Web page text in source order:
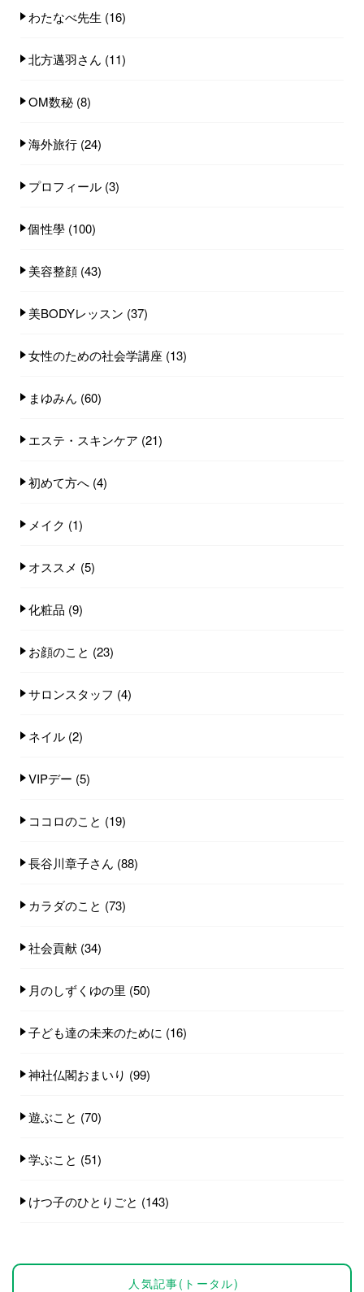
わたなべ先生 (16)
北方邁羽さん (11)
OM数秘 (8)
海外旅行 (24)
プロフィール (3)
個性學 (100)
美容整顔 (43)
美BODYレッスン (37)
女性のための社会学講座 (13)
まゆみん (60)
エステ・スキンケア (21)
初めて方へ (4)
メイク (1)
オススメ (5)
化粧品 (9)
お顔のこと (23)
サロンスタッフ (4)
ネイル (2)
VIPデー (5)
ココロのこと (19)
長谷川章子さん (88)
カラダのこと (73)
社会貢献 (34)
月のしずくゆの里 (50)
子ども達の未来のために (16)
神社仏閣おまいり (99)
遊ぶこと (70)
学ぶこと (51)
けつ子のひとりごと (143)
人気記事(トータル)